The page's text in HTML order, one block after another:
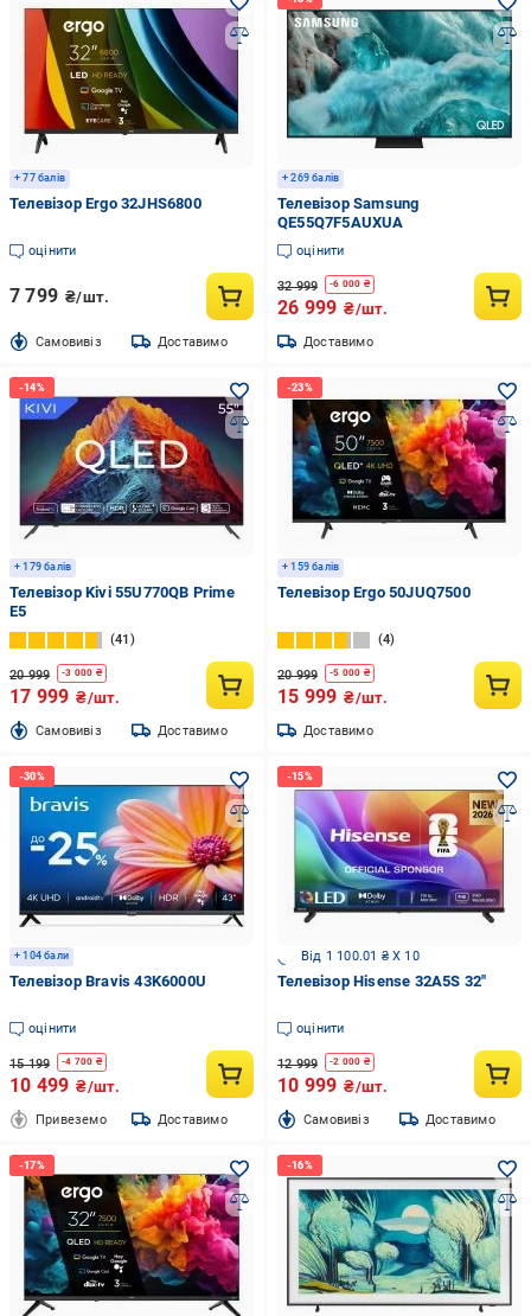
+ 77 балів
Телевізор Ergo 32JHS6800
оцінити
7 799 ₴/шт.
Cамовивіз Доставимо
+ 269 балів
Телевізор Samsung
QE55Q7F5AUXUA
оцінити
32 999 -6 000 ₴
26 999 ₴/шт.
Доставимо
+ 179 балів
Телевізор Kivi 55U770QB Prime
E5
41
20 999 -3 000 ₴
17 999 ₴/шт.
Cамовивіз Доставимо
+ 159 балів
Телевізор Ergo 50JUQ7500
4
20 999 -5 000 ₴
15 999 ₴/шт.
Доставимо
+ 104 бали
Телевізор Bravis 43K6000U
оцінити
15 199 -4 700 ₴
10 499 ₴/шт.
Привеземо Доставимо
Від 1 100.01 ₴ X 10
Телевізор Hisense 32A5S 32″
оцінити
12 999 -2 000 ₴
10 999 ₴/шт.
Cамовивіз Доставимо